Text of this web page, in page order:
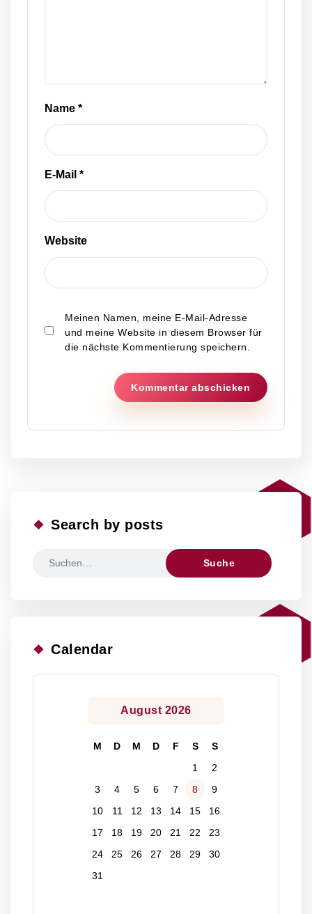
Name *
E-Mail *
Website
Meinen Namen, meine E-Mail-Adresse
und meine Website in diesem Browser für
die nächste Kommentierung speichern.
Search by posts
Calendar
August 2026
M D M D F S
S
1
2
3
4 5 6 7 8
9
10
11 12 13 14 15
16
17
18 19 20 21 22
23
24
25 26 27 28 29
30
31